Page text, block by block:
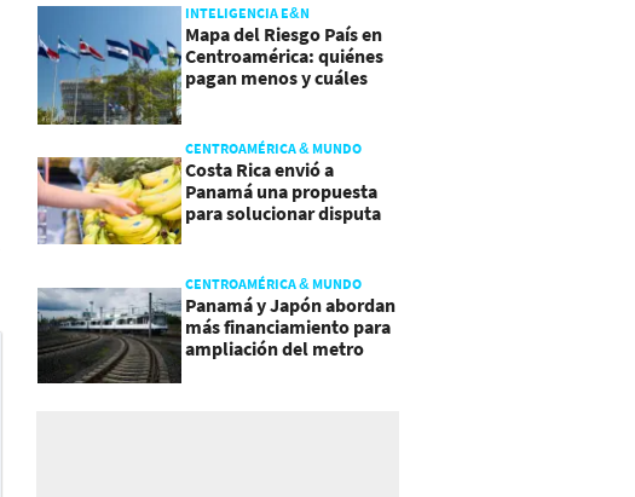
INTELIGENCIA E&N
Mapa del Riesgo País en
Centroamérica: quiénes
pagan menos y cuáles
CENTROAMÉRICA & MUNDO
Costa Rica envió a
Panamá una propuesta
para solucionar disputa
CENTROAMÉRICA & MUNDO
Panamá y Japón abordan
más financiamiento para
ampliación del metro